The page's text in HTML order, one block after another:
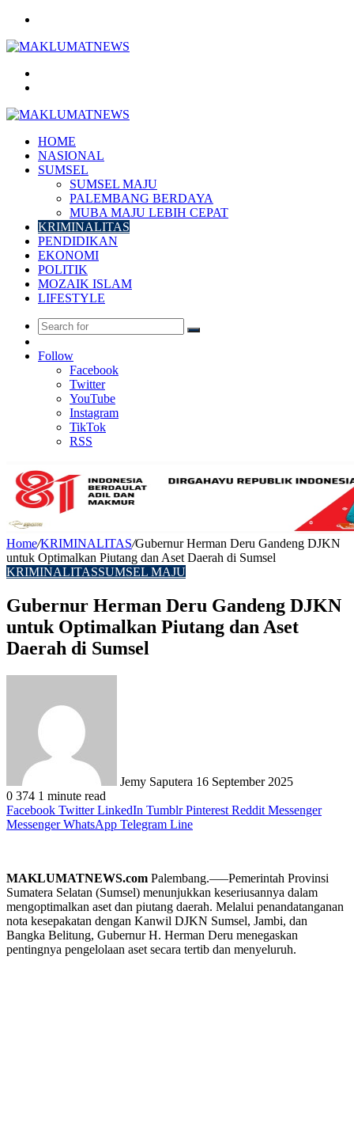
HOME
NASIONAL
SUMSEL
SUMSEL MAJU
PALEMBANG BERDAYA
MUBA MAJU LEBIH CEPAT
KRIMINALITAS
PENDIDIKAN
EKONOMI
POLITIK
MOZAIK ISLAM
LIFESTYLE
Search
Article
Follow
Facebook
Twitter
YouTube
Instagram
TikTok
RSS
Home/KRIMINALITAS/Gubernur Herman Deru Gandeng DJKN
untuk Optimalkan Piutang dan Aset Daerah di Sumsel
KRIMINALITASSUMSEL MAJU
Gubernur Herman Deru Gandeng DJKN
untuk Optimalkan Piutang dan Aset
Daerah di Sumsel
Jemy Saputera 16 September 2025
0 374 1 minute read
Facebook Twitter LinkedIn Tumblr Pinterest Reddit Messenger
Messenger WhatsApp Telegram Line
MAKLUMATNEWS.com Palembang.—–Pemerintah Provinsi
Sumatera Selatan (Sumsel) menunjukkan keseriusannya dalam
mengoptimalkan aset dan piutang daerah. Melalui penandatanganan
nota kesepakatan dengan Kanwil DJKN Sumsel, Jambi, dan
Bangka Belitung, Gubernur H. Herman Deru menegaskan
pentingnya pengelolaan aset secara tertib dan menyeluruh.